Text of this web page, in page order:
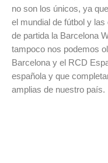
no son los únicos, ya
el mundial de fútbol y
de partida la Barcelona
tampoco nos podemos
Barcelona y el RCD
española y que
amplias de nuestro país.